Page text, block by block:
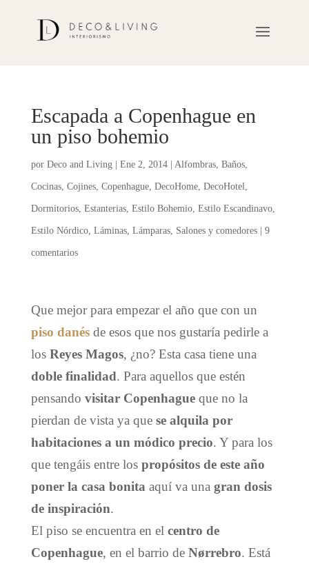
Escapada a Copenhague en
un piso bohemio
por Deco and Living| Ene 2, 2014| Alfombras, Baños,
Cocinas, Cojines, Copenhague, DecoHome, DecoHotel
Dormitorios, Estanterias, Estilo Bohemio, Estilo Escandinavo,
Estilo Nórdico, Láminas, Lámparas, Salones y comedores| 9
comentarios
Que mejor para empezar el año que con un
piso danés de esos que nos gustaría pedirle a
losReyes Magos, ¿no? Esta casa tiene una
doble finalidad. Para aquellos que estén
pensando visitar Copenhagueque no la
pierdan de vista ya que se alquila por
habitaciones a un módico precio. Y para los
que tengáis entre los propósitos de este año
poner la casa bonita aquí va una gran dosis
de inspiración.
El piso se encuentra en el centro de
Copenhague, en el barrio de Nørrebro. Está